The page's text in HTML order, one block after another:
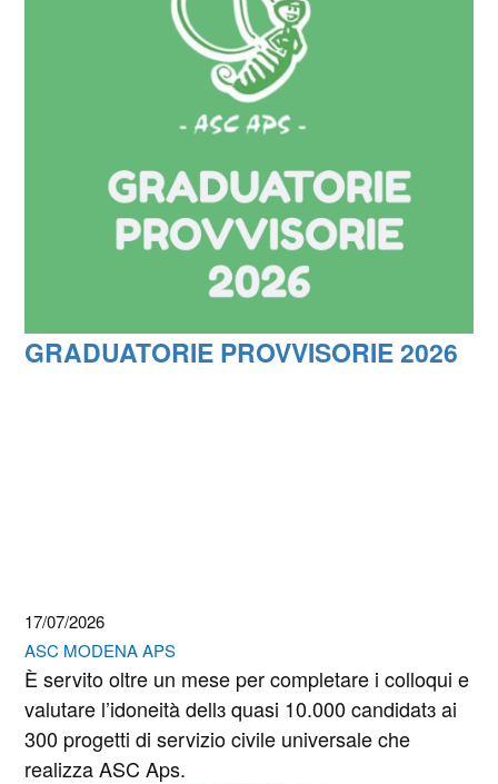
GRADUATORIE PROVVISORIE 2026
17/07/2026
ASC MODENA APS
È servito oltre un mese per completare i colloqui e
valutare l’idoneità dellɜ quasi 10.000 candidatɜ ai
300 progetti di servizio civile universale che
realizza ASC Aps.